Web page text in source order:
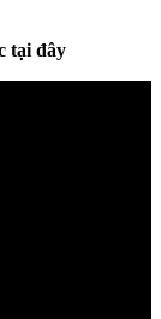
tại đây